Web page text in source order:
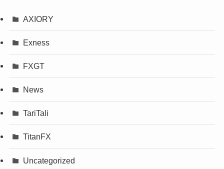
AXIORY
Exness
FXGT
News
TariTali
TitanFX
Uncategorized